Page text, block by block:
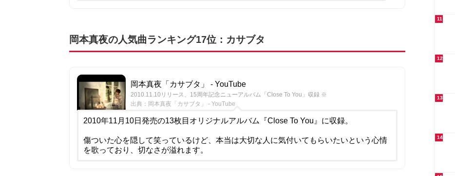
岡本真夜の人気曲ランキング17位：カサブタ
岡本真夜「カサブタ」 - YouTube
2010.11.10リリース、15周年記念ニューアルバム「Close To You」収録 ※
出典：岡本真夜「カサブタ」 - YouTube
2010年11月10日発売の13枚目オリジナルアルバム『Close To You』に収録。
傷ついた心を隠して笑っているけど、本当は大切な人に気付いてもらいたいという心情
を歌っており、切なさが溢れます。
11
12
13
14